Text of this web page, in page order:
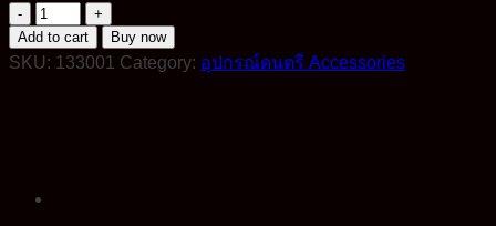
PDH
Cymbal
Quick
Lock
สีดำ
Add to cart Buy now
SKU: 133001 Category: อุปกรณ์ดนตรี Accessories